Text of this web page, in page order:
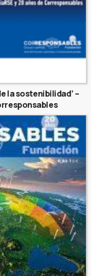
la sostenibilidad’ –